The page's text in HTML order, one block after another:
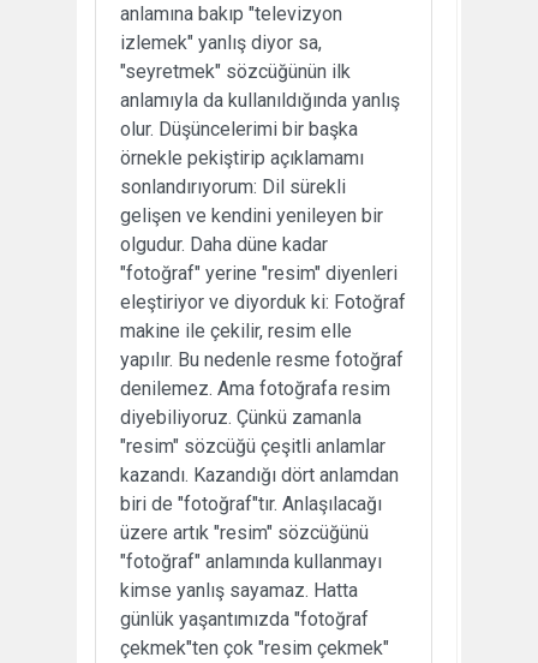
anlamına bakıp "televizyon
izlemek" yanlış diyor sa,
"seyretmek" sözcüğünün ilk
anlamıyla da kullanıldığında yanlış
olur. Düşüncelerimi bir başka
örnekle pekiştirip açıklamamı
sonlandırıyorum: Dil sürekli
gelişen ve kendini yenileyen bir
olgudur. Daha düne kadar
"fotoğraf" yerine "resim" diyenleri
eleştiriyor ve diyorduk ki: Fotoğraf
makine ile çekilir, resim elle
yapılır. Bu nedenle resme fotoğraf
denilemez. Ama fotoğrafa resim
diyebiliyoruz. Çünkü zamanla
"resim" sözcüğü çeşitli anlamlar
kazandı. Kazandığı dört anlamdan
biri de "fotoğraf"tır. Anlaşılacağı
üzere artık "resim" sözcüğünü
"fotoğraf" anlamında kullanmayı
kimse yanlış sayamaz. Hatta
günlük yaşantımızda "fotoğraf
çekmek"ten çok "resim çekmek"